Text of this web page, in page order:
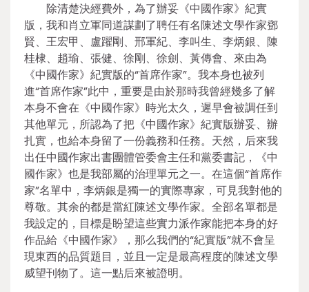
除清楚決經費外，為了辦妥《中國作家》紀實
版，我和肖立軍同道謀劃了聘任有名陳述文學作家鄧
賢、王宏甲、盧躍剛、邢軍紀、李叫生、李炳銀、陳
桂棣、趙瑜、張健、徐剛、徐劍、黃傳會、來由為
《中國作家》紀實版的“首席作家”。我本身也被列
進“首席作家”此中，重要是由於那時我曾經幾多了解
本身不會在《中國作家》時光太久，遲早會被調任到
其他單元，所認為了把《中國作家》紀實版辦妥、辦
扎實，也給本身留了一份義務和任務。天然，后來我
出任中國作家出書團體管委會主任和黨委書記，《中
國作家》也是我部屬的治理單元之一。在這個“首席作
家”名單中，李炳銀是獨一的實際專家，可見我對他的
尊敬。其余的都是當紅陳述文學作家。全部名單都是
我設定的，目標是盼望這些實力派作家能把本身的好
作品給《中國作家》，那么我們的“紀實版”就不會呈
現東西的品質題目，並且一定是最高程度的陳述文學
威望刊物了。這一點后來被證明。